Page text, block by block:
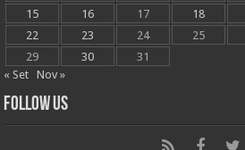
15
16 17 18
22
23 24 25
29
30
31
« Set
Nov »
Follow Us